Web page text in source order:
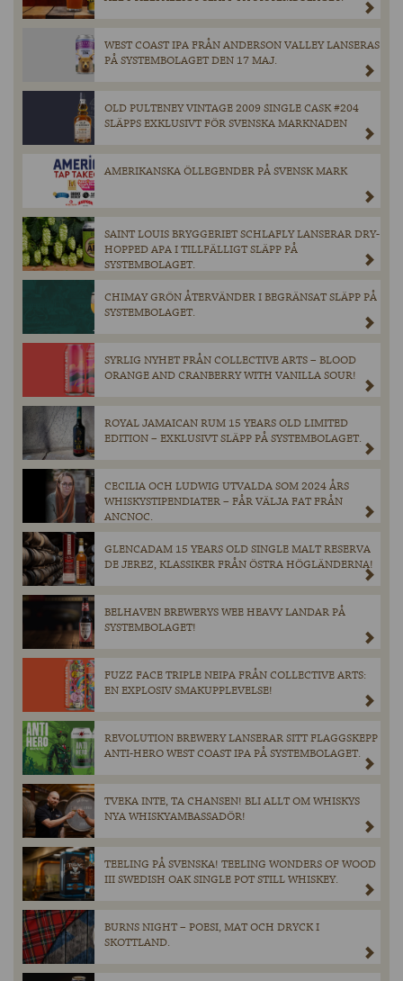
WEST COAST IPA FRÅN ANDERSON VALLEY LANSERAS
PÅ SYSTEMBOLAGET DEN 17 MAJ.
OLD PULTENEY VINTAGE 2009 SINGLE CASK #204
SLÄPPS EXKLUSIVT FÖR SVENSKA MARKNADEN
AMERIKANSKA ÖLLEGENDER PÅ SVENSK MARK
SAINT LOUIS BRYGGERIET SCHLAFLY LANSERAR DRY-
HOPPED APA I TILLFÄLLIGT SLÄPP PÅ
SYSTEMBOLAGET.
CHIMAY GRÖN ÅTERVÄNDER I BEGRÄNSAT SLÄPP PÅ
SYSTEMBOLAGET.
SYRLIG NYHET FRÅN COLLECTIVE ARTS – BLOOD
ORANGE AND CRANBERRY WITH VANILLA SOUR!
ROYAL JAMAICAN RUM 15 YEARS OLD LIMITED
EDITION – EXKLUSIVT SLÄPP PÅ SYSTEMBOLAGET.
CECILIA OCH LUDWIG UTVALDA SOM 2024 ÅRS
WHISKYSTIPENDIATER – FÅR VÄLJA FAT FRÅN
ANCNOC.
GLENCADAM 15 YEARS OLD SINGLE MALT RESERVA
DE JEREZ, KLASSIKER FRÅN ÖSTRA HÖGLÄNDERNA!
BELHAVEN BREWERYS WEE HEAVY LANDAR PÅ
SYSTEMBOLAGET!
FUZZ FACE TRIPLE NEIPA FRÅN COLLECTIVE ARTS:
EN EXPLOSIV SMAKUPPLEVELSE!
REVOLUTION BREWERY LANSERAR SITT FLAGGSKEPP
ANTI-HERO WEST COAST IPA PÅ SYSTEMBOLAGET.
TVEKA INTE, TA CHANSEN! BLI ALLT OM WHISKYS
NYA WHISKYAMBASSADÖR!
TEELING PÅ SVENSKA! TEELING WONDERS OF WOOD
III SWEDISH OAK SINGLE POT STILL WHISKEY.
BURNS NIGHT – POESI, MAT OCH DRYCK I
SKOTTLAND.